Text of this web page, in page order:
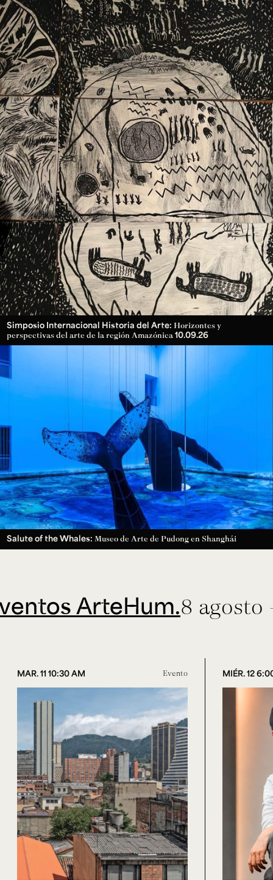
Configuración de cookies
Universidad de los Andes | Vigilada Mineducación.
Reconocimiento como universidad: Decreto 1297 del 30
de mayo de 1964. Reconocimiento de personería jurídica:
Resolución 28 del 23 de febrero de 1949, Minjusticia.
Acreditación institucional de alta calidad, 10 años:
Resolución 000194 del 16 de enero del 2025.
Ext. 2626
Posgrados
Ext. 4925
Educación
Continua
Ext. 4795
Simposio Internacional Historia del Arte: Horizontes y
perspectivas del arte de la región Amazónica 10.09.26
Salute of the Whales: Museo de Arte de Pudong en Shanghái
ArteHum.8 agosto -
MAR. 11 10:30 AM Evento MIÉR. 12